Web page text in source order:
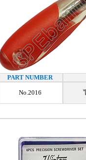
PART NUMBER
No.2016